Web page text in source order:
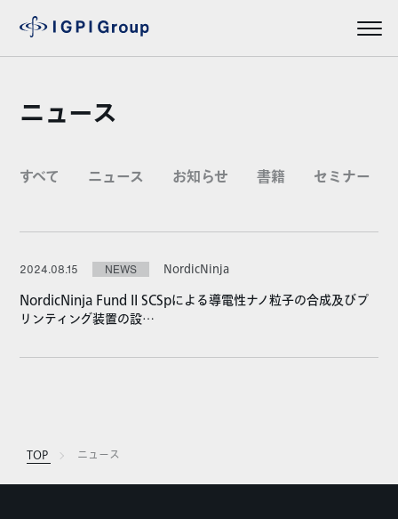
ニュース
すべて ニュース お知らせ 書籍 セミナー
2024.08.15 NEWS NordicNinja
NordicNinja Fund II SCSpによる導電性ナノ粒子の合成及びプ
リンティング装置の設…
TOP ニュース